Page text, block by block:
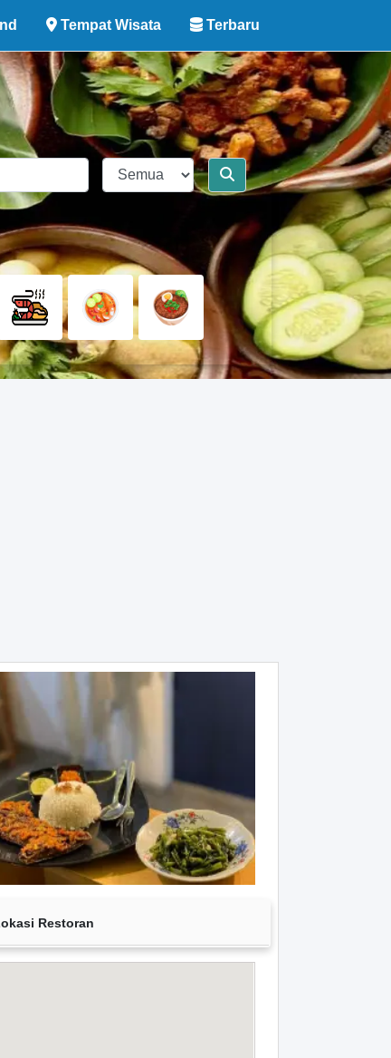
Tempat Wisata Terbaru
Restoran